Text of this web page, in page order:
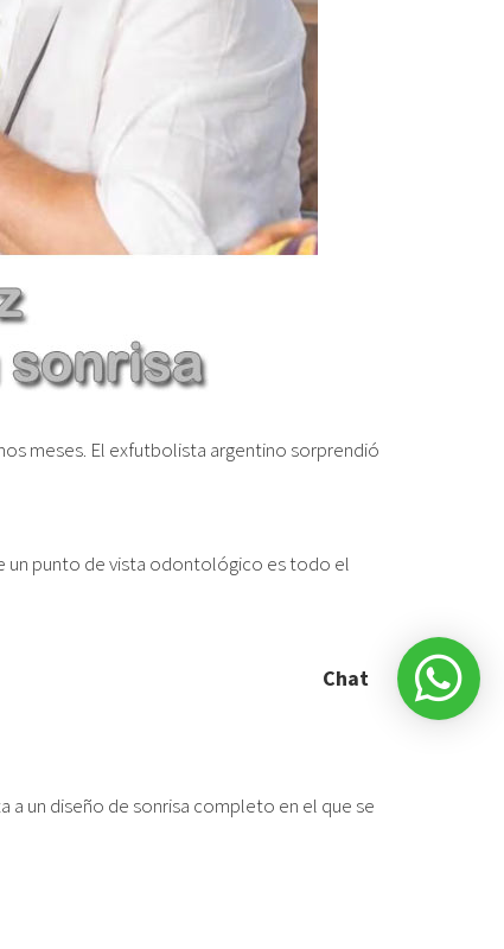
meses. El exfutbolista argentino sorprendió
un punto de vista odontológico es todo el
a un diseño de sonrisa completo en el que se
Chat